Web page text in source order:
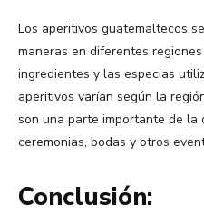
Los aperitivos guatemaltecos
maneras en diferentes
ingredientes y las especias
aperitivos varían según la
son una parte importante de
ceremonias, bodas y otros
Conclusión: